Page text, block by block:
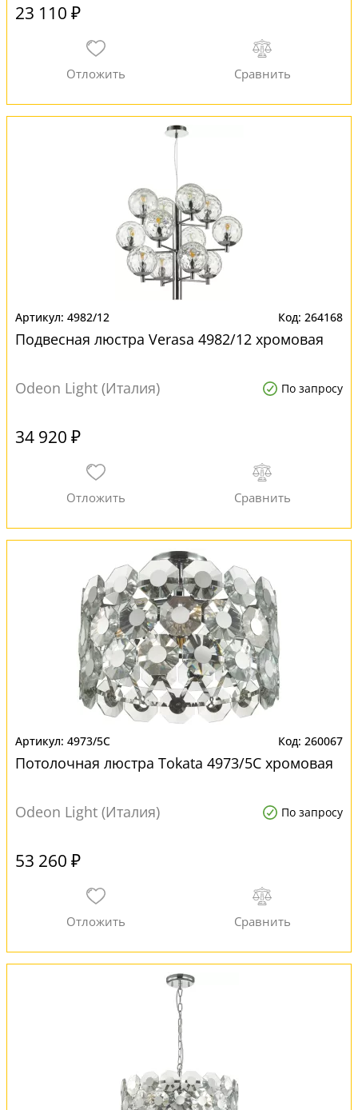
23 110 ₽
4982/12 264168
Подвесная люстра Verasa 4982/12 хромовая
Odeon Light (Италия) По запросу
34 920 ₽
4973/5C 260067
Потолочная люстра Tokata 4973/5C хромовая
Odeon Light (Италия) По запросу
53 260 ₽